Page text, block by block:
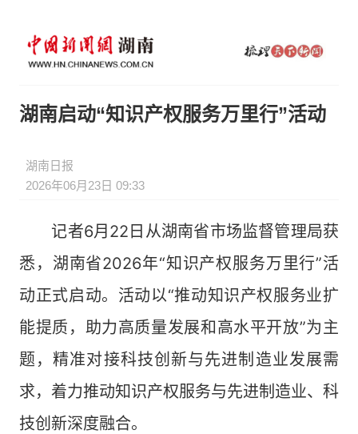
湖南启动“知识产权服务万里行”活动
湖南日报
2026年06月23日 09:33
记者6月22日从湖南省市场监督管理局获
悉，湖南省2026年“知识产权服务万里行”活
动正式启动。活动以“推动知识产权服务业扩
能提质，助力高质量发展和高水平开放”为主
题，精准对接科技创新与先进制造业发展需
求，着力推动知识产权服务与先进制造业、科
技创新深度融合。